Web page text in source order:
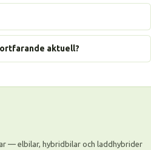
aktuell?
— elbilar, hybridbilar och laddhybrider